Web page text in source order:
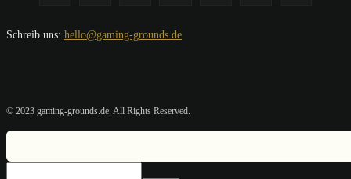
Schreib uns: hello@gaming-grounds.de
© 2023 gaming-grounds.de. All Rights Reserved.